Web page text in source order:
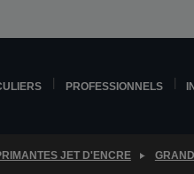
PROFESSIONNELS
JET D'ENCRE